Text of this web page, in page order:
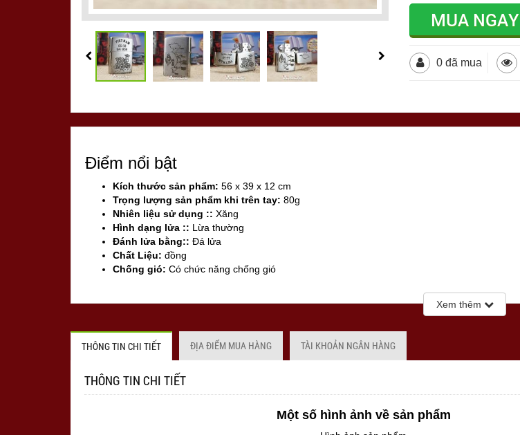
MUA NGAY
0 đã mua
Điểm nổi bật
Kích thước sản phẩm: 56 x 39 x 12 cm
Trọng lượng sản phẩm khi trên tay: 80g
Nhiên liệu sử dụng :: Xăng
Hình dạng lửa :: Lừa thường
Đánh lửa bằng:: Đá lửa
Chất Liệu: đồng
Chống gió: Có chức năng chống gió
Xem thêm
THÔNG TIN CHI TIẾT ĐỊA ĐIỂM MUA HÀNG TÀI KHOẢN NGÂN HÀNG
THÔNG TIN CHI TIẾT
Một số hình ảnh về sản phẩm